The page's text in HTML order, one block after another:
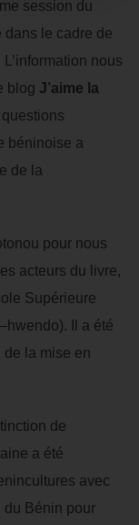
session du
le cadre de
nous
blog J’aime la
béninoise a
de la
pour nous
acteurs du livre,
Supérieure
Il a été
la mise en
de
a été
avec
du Bénin pour